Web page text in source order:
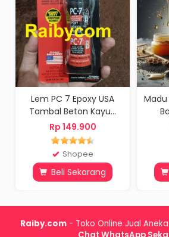
PC 7 Epoxy USA
Beton Kayu...
Rp 149.900
Shopee
Beli Sekarang
Madu
Barokah
Rp
Beli
Raiby.com- Toko Online Jual